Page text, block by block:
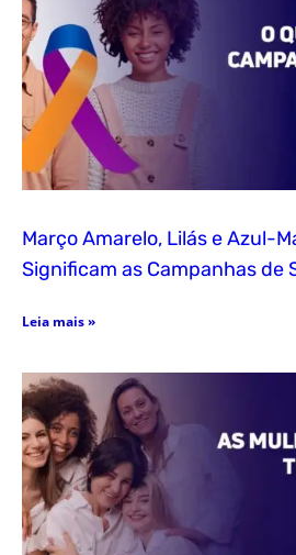
Março Amarelo, Lilás e Azul-
Significam as Campanhas de
Leia mais »